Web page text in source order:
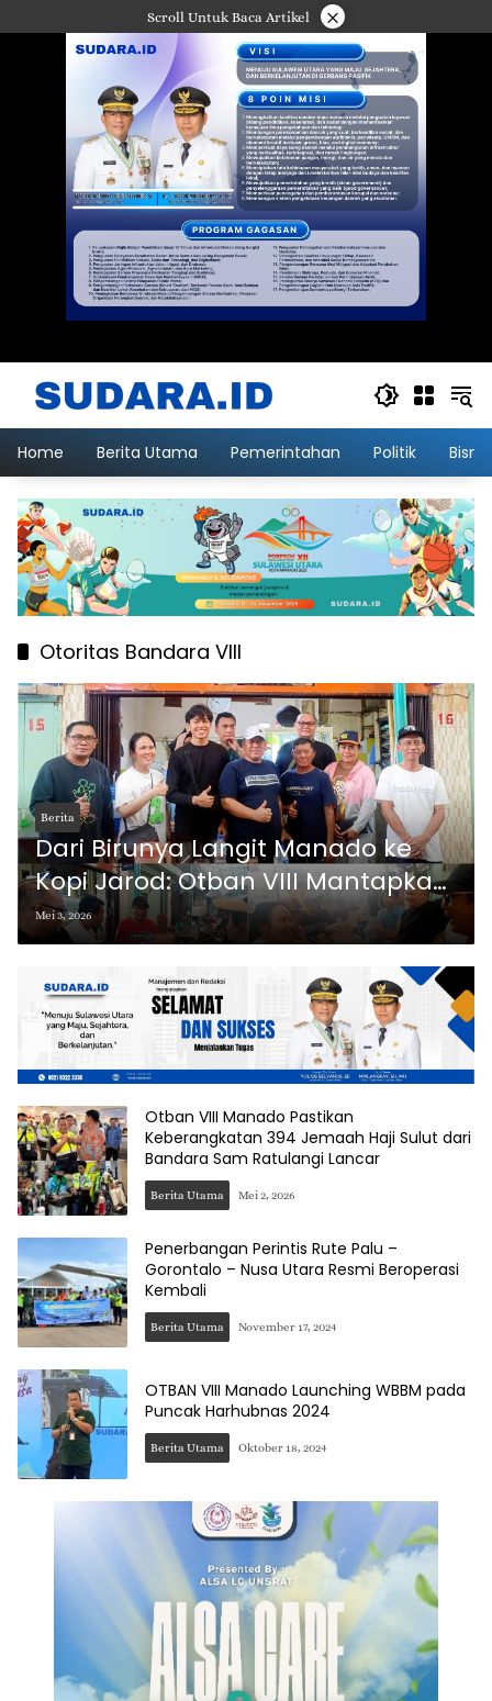
ke
Scroll Untuk Baca Artikel ×
Home Berita Utama Pemerintahan Politik
Otoritas Bandara VIII
Berita
Dari Birunya Langit Manado ke
Kopi Jarod: Otban VIII Mantapkan
Sinergitas Layanan Bandara
Mei 3, 2026
Otban VIII Manado Pastikan
Keberangkatan 394 Jemaah Haji Sulut dari
Bandara Sam Ratulangi Lancar
Berita Utama Mei 2, 2026
Penerbangan Perintis Rute Palu –
Gorontalo – Nusa Utara Resmi Beroperasi
Kembali
Berita Utama November 17, 2024
OTBAN VIII Manado Launching WBBM pada
Puncak Harhubnas 2024
Berita Utama Oktober 18, 2024